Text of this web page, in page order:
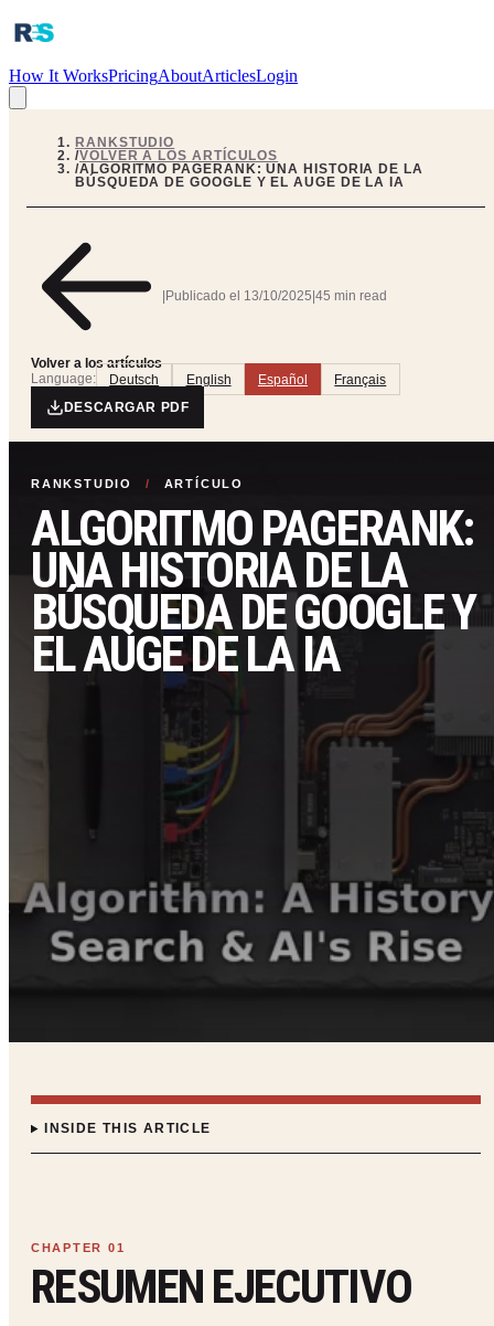
How It WorksPricingAboutArticlesLogin
RANKSTUDIO
/VOLVER A LOS ARTÍCULOS
/ALGORITMO PAGERANK: UNA HISTORIA DE LA
BÚSQUEDA DE GOOGLE Y EL AUGE DE LA IA
Volver a los artículos
Publicado el 13/10/2025 45 min read
Language: Deutsch English Español Français
DESCARGAR PDF
RANKSTUDIO / ARTÍCULO
ALGORITMO PAGERANK:
UNA HISTORIA DE LA
BÚSQUEDA DE GOOGLE Y
EL AUGE DE LA IA
INSIDE THIS ARTICLE
RESUMEN EJECUTIVO